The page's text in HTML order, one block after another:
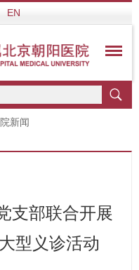
EN
新闻
支部联合开展
型义诊活动